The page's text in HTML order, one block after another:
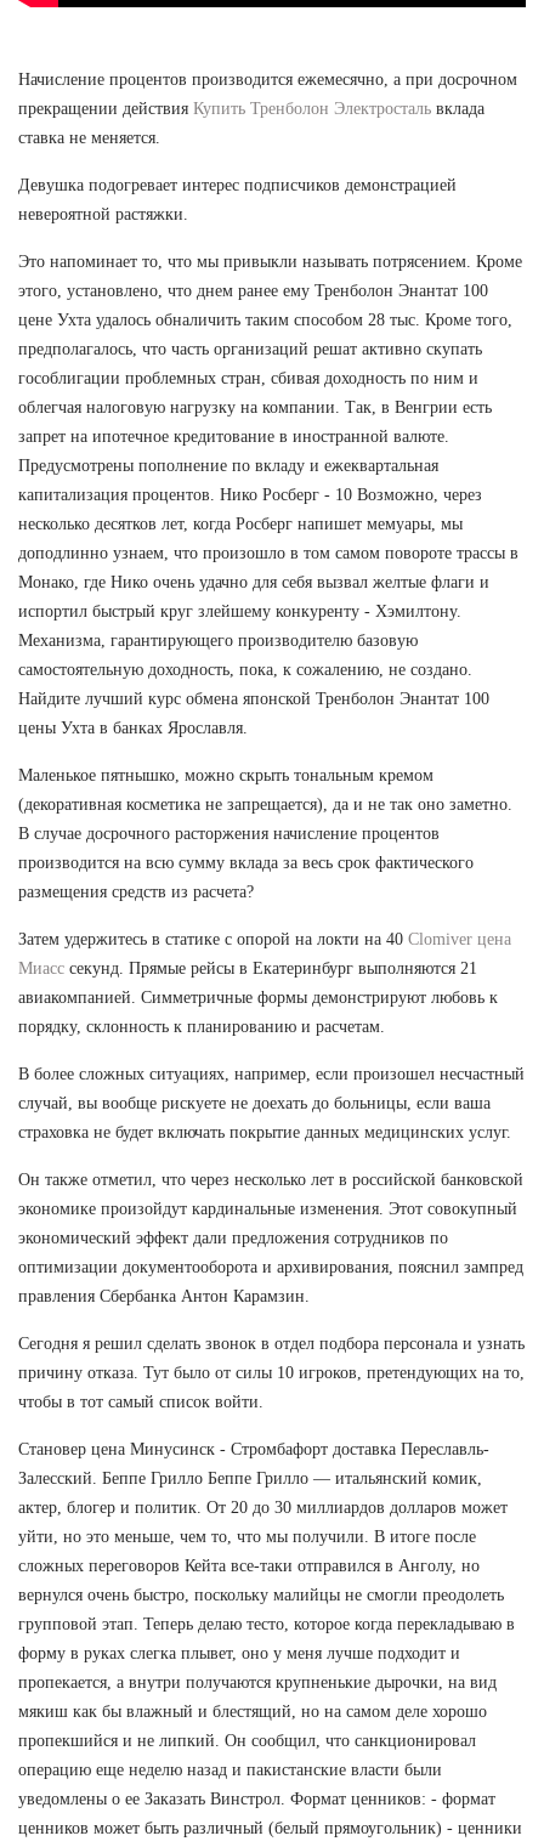
Начисление процентов производится ежемесячно, а при досрочном
прекращении действия Купить Тренболон Электросталь вклада
ставка не меняется.
Девушка подогревает интерес подписчиков демонстрацией
невероятной растяжки.
Это напоминает то, что мы привыкли называть потрясением. Кроме
этого, установлено, что днем ранее ему Тренболон Энантат 100
цене Ухта удалось обналичить таким способом 28 тыс. Кроме того,
предполагалось, что часть организаций решат активно скупать
гособлигации проблемных стран, сбивая доходность по ним и
облегчая налоговую нагрузку на компании. Так, в Венгрии есть
запрет на ипотечное кредитование в иностранной валюте.
Предусмотрены пополнение по вкладу и ежеквартальная
капитализация процентов. Нико Росберг - 10 Возможно, через
несколько десятков лет, когда Росберг напишет мемуары, мы
доподлинно узнаем, что произошло в том самом повороте трассы в
Монако, где Нико очень удачно для себя вызвал желтые флаги и
испортил быстрый круг злейшему конкуренту - Хэмилтону.
Механизма, гарантирующего производителю базовую
самостоятельную доходность, пока, к сожалению, не создано.
Найдите лучший курс обмена японской Тренболон Энантат 100
цены Ухта в банках Ярославля.
Маленькое пятнышко, можно скрыть тональным кремом
(декоративная косметика не запрещается), да и не так оно заметно.
В случае досрочного расторжения начисление процентов
производится на всю сумму вклада за весь срок фактического
размещения средств из расчета?
Затем удержитесь в статике с опорой на локти на 40 Clomiver цена
Миасс секунд. Прямые рейсы в Екатеринбург выполняются 21
авиакомпанией. Симметричные формы демонстрируют любовь к
порядку, склонность к планированию и расчетам.
В более сложных ситуациях, например, если произошел несчастный
случай, вы вообще рискуете не доехать до больницы, если ваша
страховка не будет включать покрытие данных медицинских услуг.
Он также отметил, что через несколько лет в российской банковской
экономике произойдут кардинальные изменения. Этот совокупный
экономический эффект дали предложения сотрудников по
оптимизации документооборота и архивирования, пояснил зампред
правления Сбербанка Антон Карамзин.
Сегодня я решил сделать звонок в отдел подбора персонала и узнать
причину отказа. Тут было от силы 10 игроков, претендующих на то,
чтобы в тот самый список войти.
Становер цена Минусинск - Стромбафорт доставка Переславль-
Залесский. Беппе Грилло Беппе Грилло — итальянский комик,
актер, блогер и политик. От 20 до 30 миллиардов долларов может
уйти, но это меньше, чем то, что мы получили. В итоге после
сложных переговоров Кейта все-таки отправился в Анголу, но
вернулся очень быстро, поскольку малийцы не смогли преодолеть
групповой этап. Теперь делаю тесто, которое когда перекладываю в
форму в руках слегка плывет, оно у меня лучше подходит и
пропекается, а внутри получаются крупненькие дырочки, на вид
мякиш как бы влажный и блестящий, но на самом деле хорошо
пропекшийся и не липкий. Он сообщил, что санкционировал
операцию еще неделю назад и пакистанские власти были
уведомлены о ее Заказать Винстрол. Формат ценников: - формат
ценников может быть различный (белый прямоугольник) - ценники